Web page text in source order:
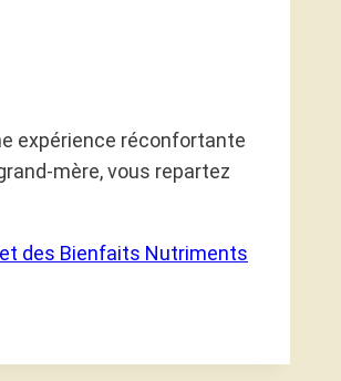
expérience réconfortante
mère, vous repartez
et des Bienfaits Nutriments